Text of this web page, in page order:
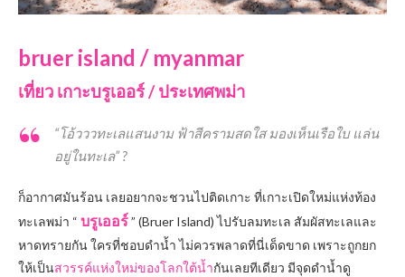
bruer island / myanmar
เที่ยว เกาะบรูเออร์ / ประเทศพม่า
“โอ้วววทะเลแสนงาม ฟ้าสีครามสดใส มองเห็นเรือใบ แล่น
อยู่ในทะเล” ?
ก็อากาศมันร้อน เลยอยากจะชวนไปติดเกาะ ที่เกาะเปิดใหม่แห่งท้อง
ทะเลพม่า “ บรูเออร์” (Bruer Island) ไปรับลมทะเล สัมผัสทะเลและ
หาดทรายกัน ใครที่ชอบดำน้ำ ไม่ควรพลาดที่นี่เด็ดขาด เพราะถูกยก
ให้เป็นสวรรค์แห่งใหม่ของโลกใต้น้ำกันเลยทีเดียว มีจุดดำน้ำดู